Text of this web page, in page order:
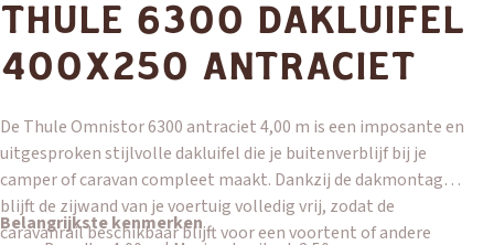
THULE 6300 DAKLUIFEL
400X250 ANTRACIET
De Thule Omnistor 6300 antraciet 4,00 m is een imposante en
uitgesproken stijlvolle dakluifel die je buitenverblijf bij je
camper of caravan compleet maakt. Dankzij de dakmontage
blijft de zijwand van je voertuig volledig vrij, zodat de
caravanrail beschikbaar blijft voor een voortent of andere
Belangrijkste kenmerken